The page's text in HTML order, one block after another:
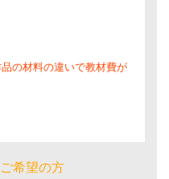
の材料の違いで教材費が
希望の方